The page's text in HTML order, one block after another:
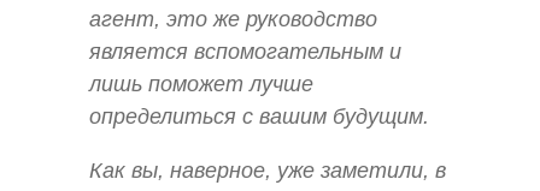
агент, это же руководство
является вспомогательным и
лишь поможет лучше
определиться с вашим будущим.
Как вы, наверное, уже заметили, в